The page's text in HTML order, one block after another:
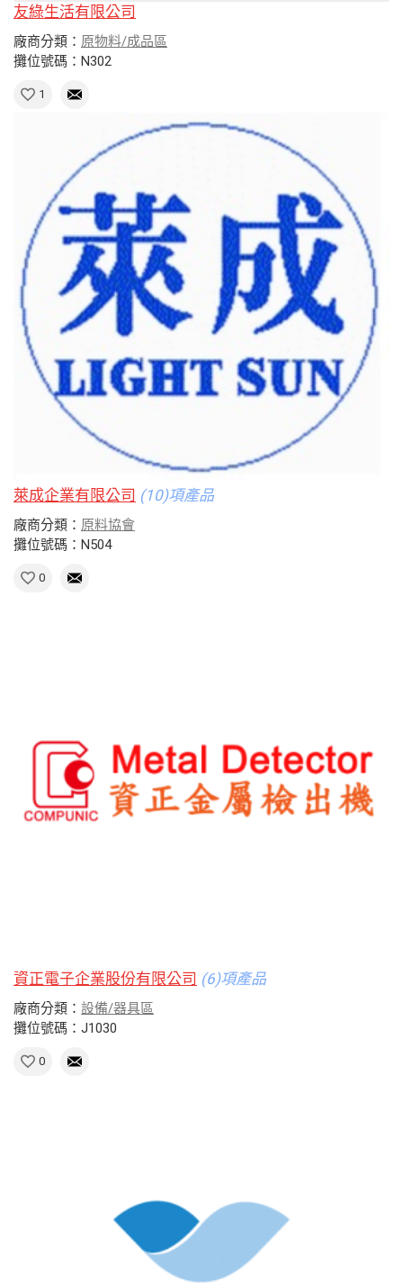
友綠生活有限公司
廠商分類： 原物料/成品區
攤位號碼：N302
1
萊成企業有限公司 (10)項產品
廠商分類： 原料協會
攤位號碼：N504
0
資正電子企業股份有限公司 (6)項產品
廠商分類： 設備/器具區
攤位號碼：J1030
0